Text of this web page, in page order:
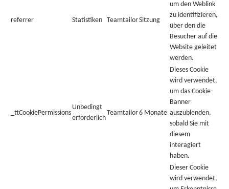
referrer Statistiken TeamtailorSitzung
um den Weblink
zu identifizieren,
über den die
Besucher auf die
Website geleitet
werden.
_ttCookiePermissions
Unbedingt
erforderlich
Teamtailor6 Monate
Dieses Cookie
wird verwendet,
um das Cookie-
Banner
auszublenden,
sobald Sie mit
diesem
interagiert
haben.
Dieser Cookie
wird verwendet,